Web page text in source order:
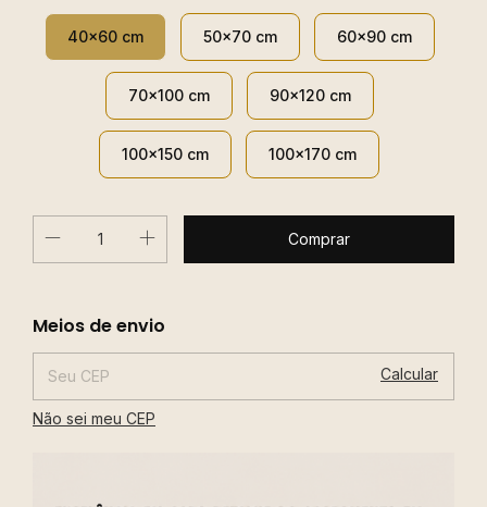
40x60 cm 50x70 cm 60x90 cm
70x100 cm 90x120 cm
100x150 cm 100x170 cm
Entregas para o CEP:
Meios de envio
Calcular
Não sei meu CEP